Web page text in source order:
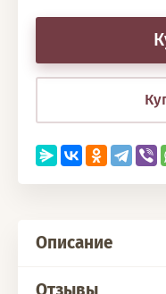
Описание